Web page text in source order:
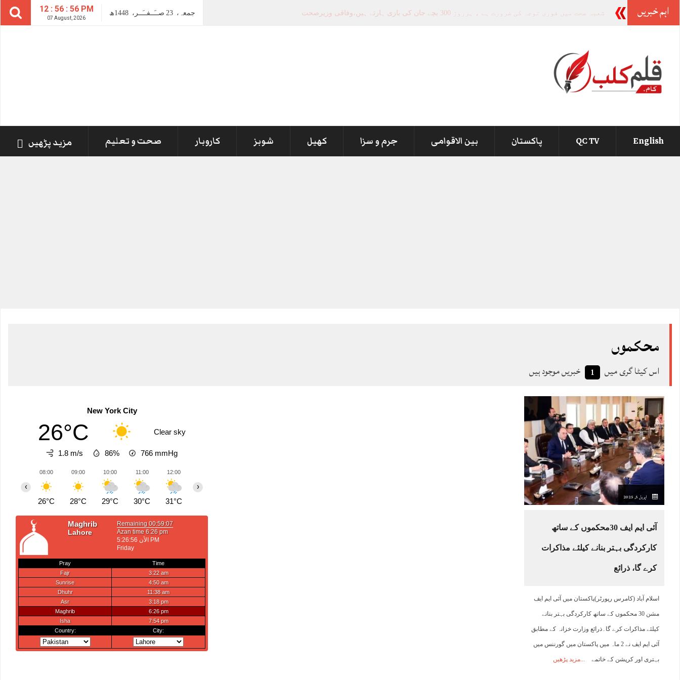
12 : 56 : 56 PM
07 August, 2026
جمعہ، 23 صــَــفــَــر، 1448ھ اہم خبریں
English
QC TV پاکستان بین الاقوامی جرم و سزا کھیل شوبز کاروبار صحت و تعلیم مزید پڑھیں
محکموں
اس کیٹا گری میں 1 خبریں موجود ہیں
New York City
26°C Clear sky
1.8 m/s 86% 766 mmHg
08:00
26°C
09:00
28°C
10:00
29°C
11:00
30°C
12:00
31°C
23:00
26°C
00:00
26°C
01:00
25°C
02:00
25°C 24°C
‹
›
اپریل 5, 2025
آئی ایم ایف 30محکموں کے ساتھ
کارکردگی بہتر بنانے کیلئے مذاکرات
کرے گا، ذرائع
اسلام آباد (کامرس رپورٹر)پاکستان میں آئی ایم ایف
مشن 30 محکموں کے ساتھ کارکردگی بہتر بنانے
کیلئے مذاکرات کرے گا۔ذرائع وزارت خزانہ کے مطابق
آئی ایم ایف نے 2 ماہ میں پاکستان میں گورننس میں
بہتری اور کرپشن کے خاتمے مزید پڑھیں